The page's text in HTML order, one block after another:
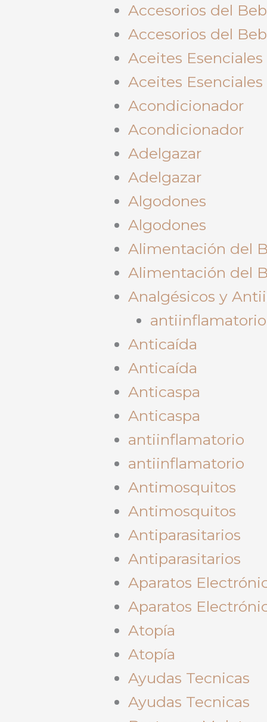
Accesorios del
Accesorios del
Aceites Esenciales
Aceites Esenciales
Acondicionador
Acondicionador
Adelgazar
Adelgazar
Algodones
Algodones
Alimentación del
Alimentación del
Analgésicos y
antiinflamatorio
Anticaída
Anticaída
Anticaspa
Anticaspa
antiinflamatorio
antiinflamatorio
Antimosquitos
Antimosquitos
Antiparasitarios
Antiparasitarios
Aparatos
Aparatos
Atopía
Atopía
Ayudas Tecnicas
Ayudas Tecnicas